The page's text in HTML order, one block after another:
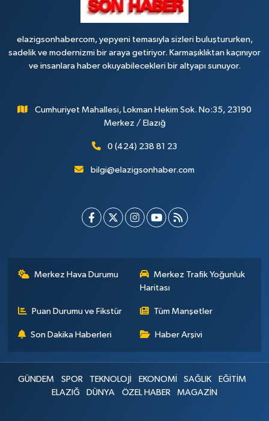
elazigsonhabercom, yepyeni temasıyla sizleri buluştururken,
sadelik ve modernizmi bir araya getiriyor. Karmaşıklıktan kaçınıyor
ve insanlara haber okuyabilecekleri bir altyapı sunuyor.
Cumhuriyet Mahallesi, Lokman Hekim Sok. No:35, 23190
Merkez / Elazığ
0 (424) 238 81 23
bilgi@elazigsonhaber.com
Merkez Hava Durumu
Merkez Trafik Yoğunluk
Haritası
Puan Durumu ve Fikstür Tüm Manşetler
Son Dakika Haberleri Haber Arşivi
GÜNDEM SPOR TEKNOLOJİ EKONOMİ SAĞLIK
EĞİTİM
ELAZIĞ
DÜNYA ÖZEL HABER MAGAZİN